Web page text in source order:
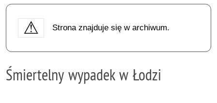
Strona znajduje się w archiwum.
Śmiertelny wypadek w Łodzi